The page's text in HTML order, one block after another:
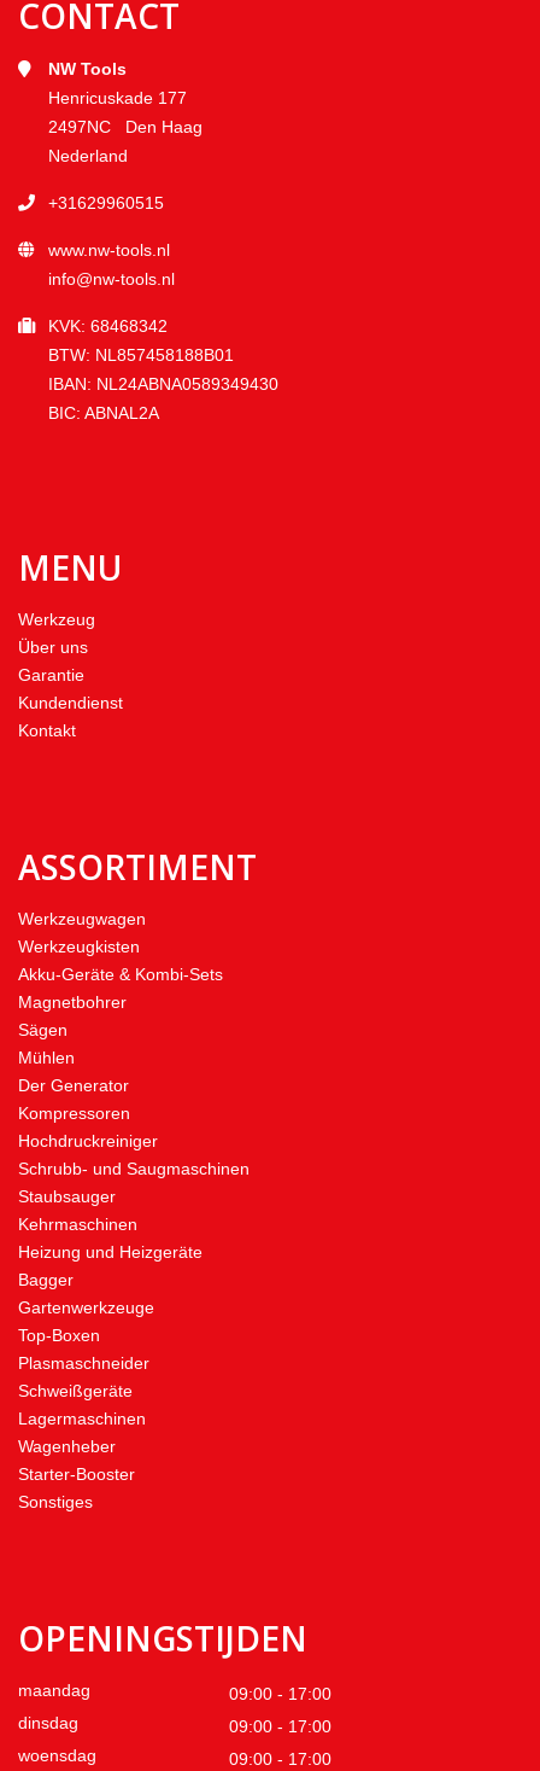
CONTACT
NW Tools
Henricuskade 177
2497NC Den Haag
Nederland
+31629960515
www.nw-tools.nl
info@nw-tools.nl
KVK: 68468342
BTW: NL857458188B01
IBAN: NL24ABNA0589349430
BIC: ABNAL2A
MENU
Werkzeug
Über uns
Garantie
Kundendienst
Kontakt
ASSORTIMENT
Werkzeugwagen
Werkzeugkisten
Akku-Geräte & Kombi-Sets
Magnetbohrer
Sägen
Mühlen
Der Generator
Kompressoren
Hochdruckreiniger
Schrubb- und Saugmaschinen
Staubsauger
Kehrmaschinen
Heizung und Heizgeräte
Bagger
Gartenwerkzeuge
Top-Boxen
Plasmaschneider
Schweißgeräte
Lagermaschinen
Wagenheber
Starter-Booster
Sonstiges
OPENINGSTIJDEN
maandag
09:00 - 17:00
dinsdag
09:00 - 17:00
woensdag
09:00 - 17:00